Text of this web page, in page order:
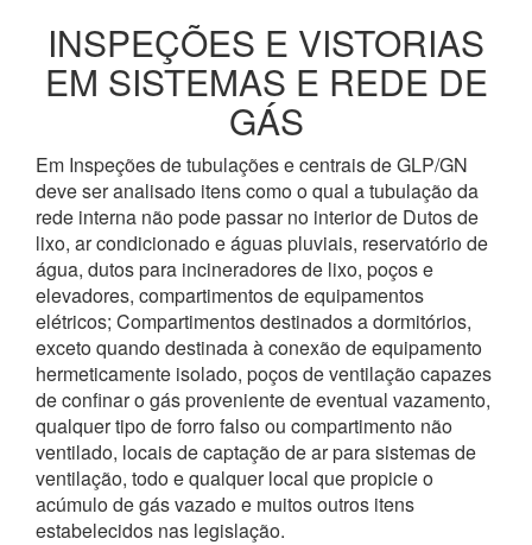
INSPEÇÕES E VISTORIAS
EM SISTEMAS E REDE DE
GÁS
Em Inspeções de tubulações e centrais de GLP/GN
deve ser analisado itens como o qual a tubulação da
rede interna não pode passar no interior de Dutos de
lixo, ar condicionado e águas pluviais, reservatório de
água, dutos para incineradores de lixo, poços e
elevadores, compartimentos de equipamentos
elétricos; Compartimentos destinados a dormitórios,
exceto quando destinada à conexão de equipamento
hermeticamente isolado, poços de ventilação capazes
de confinar o gás proveniente de eventual vazamento,
qualquer tipo de forro falso ou compartimento não
ventilado, locais de captação de ar para sistemas de
ventilação, todo e qualquer local que propicie o
acúmulo de gás vazado e muitos outros itens
estabelecidos nas legislação.